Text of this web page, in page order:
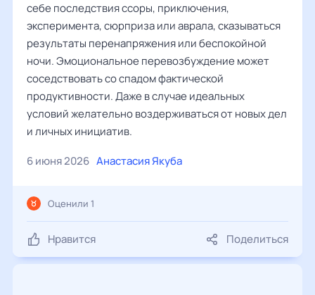
себе последствия ссоры, приключения,
эксперимента, сюрприза или аврала, сказываться
результаты перенапряжения или беспокойной
ночи. Эмоциональное перевозбуждение может
соседствовать со спадом фактической
продуктивности. Даже в случае идеальных
условий желательно воздерживаться от новых дел
и личных инициатив.
6 июня 2026 Анастасия Якуба
Нравится Поделиться
Оценили 1